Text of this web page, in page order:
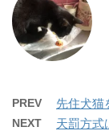
PREV 先住犬猫
NEXT 天罰方式